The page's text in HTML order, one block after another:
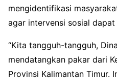
mengidentifikasi
agar intervensi sosial
“Kita tangguh-tangguh,
mendatangkan pakar dari
Provinsi Kalimantan Timur.